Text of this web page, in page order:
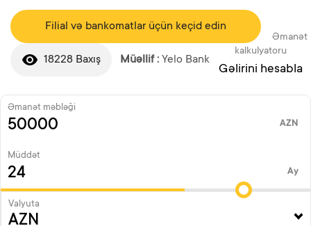
Filial və bankomatlar üçün keçid edin
18228 Baxış Müəllif : Yelo Bank
Əmanət
kalkulyatoru
Gəlirini hesabla
Əmanət məbləği
AZN
Müddət
Ay
Valyuta